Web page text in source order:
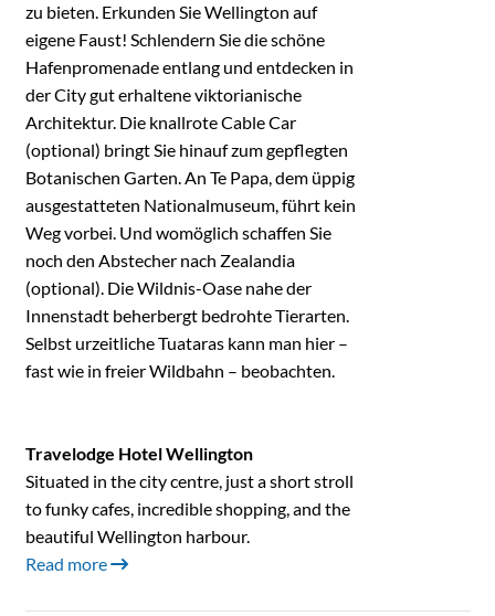
zu bieten. Erkunden Sie Wellington auf
eigene Faust! Schlendern Sie die schöne
Hafenpromenade entlang und entdecken in
der City gut erhaltene viktorianische
Architektur. Die knallrote Cable Car
(optional) bringt Sie hinauf zum gepflegten
Botanischen Garten. An Te Papa, dem üppig
ausgestatteten Nationalmuseum, führt kein
Weg vorbei. Und womöglich schaffen Sie
noch den Abstecher nach Zealandia
(optional). Die Wildnis-Oase nahe der
Innenstadt beherbergt bedrohte Tierarten.
Selbst urzeitliche Tuataras kann man hier –
fast wie in freier Wildbahn – beobachten.
Travelodge Hotel Wellington
Situated in the city centre, just a short stroll
to funky cafes, incredible shopping, and the
beautiful Wellington harbour.
Read more